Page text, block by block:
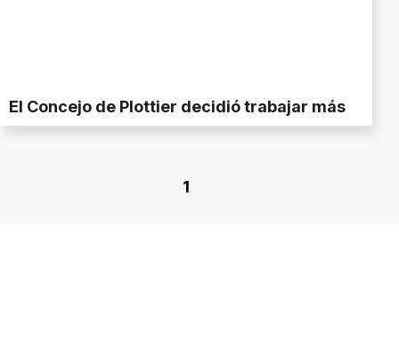
El Concejo de Plottier decidió trabajar más
1